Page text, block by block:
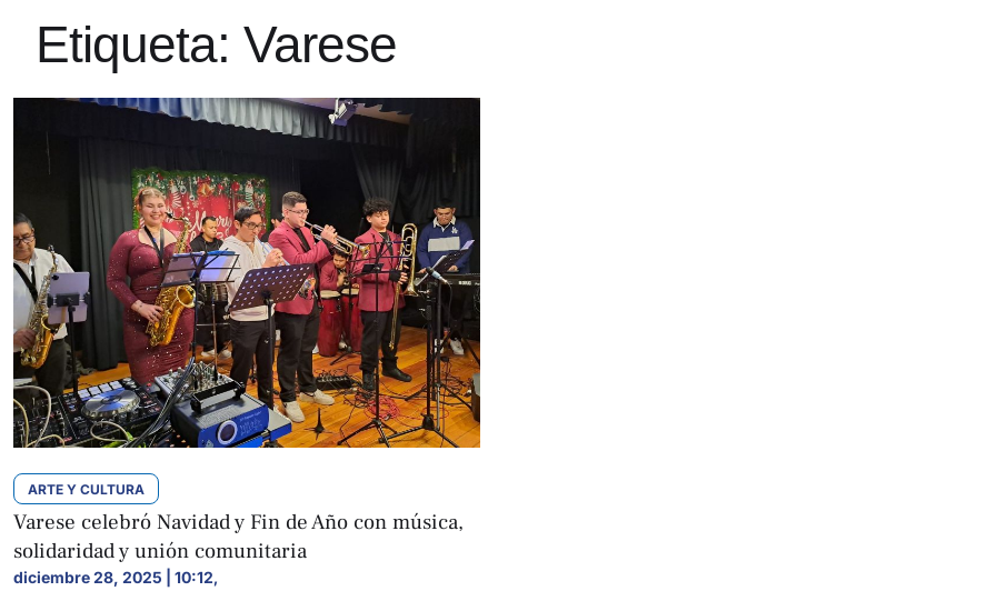
Etiqueta: Varese
ARTE Y CULTURA
Varese celebró Navidad y Fin de Año con música,
solidaridad y unión comunitaria
diciembre 28, 2025 | 10:12,